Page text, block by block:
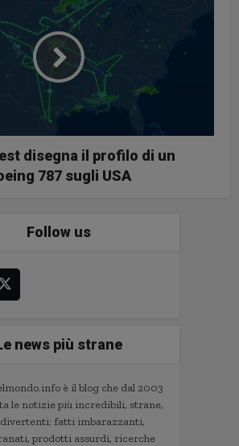
disegna il profilo di un
787 sugli USA
Follow us
news più strane
è il blog che dal 2003
le notizie più incredibili, strane,
divertenti: fatti imbarazzanti,
prodotti assurdi, ricerche